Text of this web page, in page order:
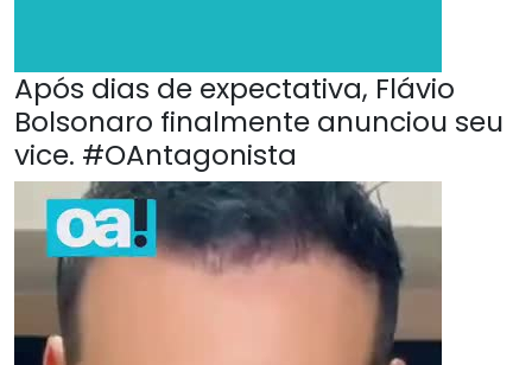
Após dias de expectativa, Flávio
Bolsonaro finalmente anunciou seu
vice. #OAntagonista